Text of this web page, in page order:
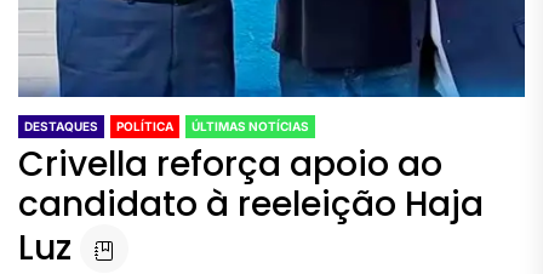
DESTAQUES POLÍTICA ÚLTIMAS NOTÍCIAS
Crivella reforça apoio ao
candidato à reeleição Haja
Luz